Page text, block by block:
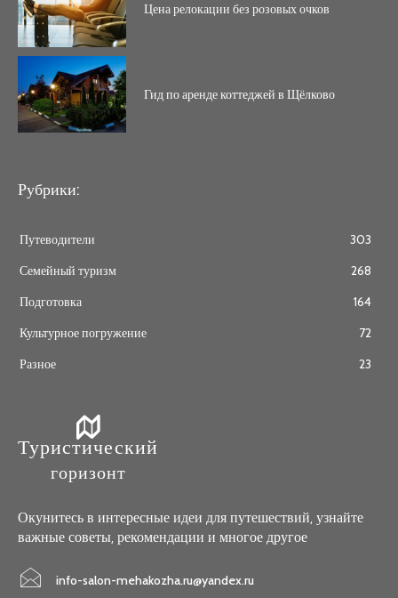
Цена релокации без розовых очков
Гид по аренде коттеджей в Щёлково
Рубрики:
Путеводители
303
Семейный туризм
268
Подготовка
164
Культурное погружение
72
Разное
23
Туристический
горизонт
Окунитесь в интересные идеи для путешествий, узнайте
важные советы, рекомендации и многое другое
info-salon-mehakozha.ru@yandex.ru